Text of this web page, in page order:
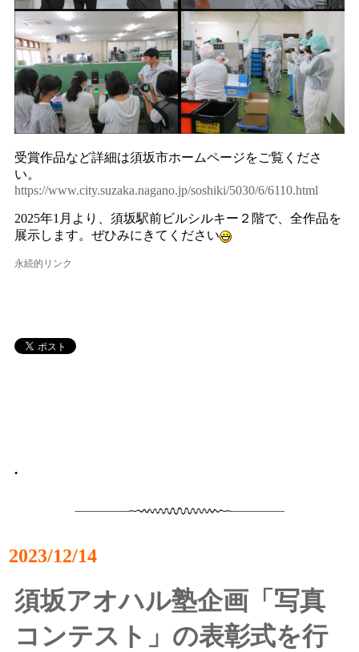
受賞作品など詳細は須坂市ホームページをご覧くださ
い。
https://www.city.suzaka.nagano.jp/soshiki/5030/6/6110.html
2025年1月より、須坂駅前ビルシルキー２階で、全作品を
展示します。ぜひみにきてください
永続的リンク
•
2023/12/14
須坂アオハル塾企画「写真
コンテスト」の表彰式を行